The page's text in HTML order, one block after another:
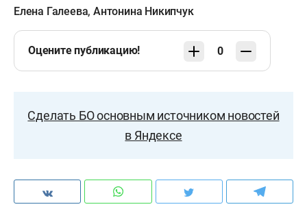
Елена Галеева,Антонина Никипчук
Оцените публикацию! 0
Сделать БО основным источником новостей
в Яндексе